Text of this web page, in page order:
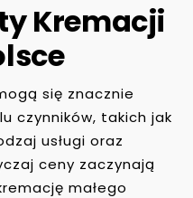
Kremacji
się znacznie
czynników, takich jak
usługi oraz
ceny zaczynają
małego